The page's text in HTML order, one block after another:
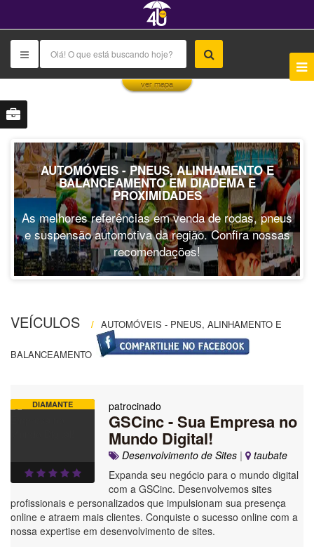
ver mapa
AUTOMÓVEIS - PNEUS, ALINHAMENTO E
BALANCEAMENTO EM DIADEMA E
PROXIMIDADES
As melhores referências em venda de rodas, pneus
e suspensão automotiva da região. Confira nossas
recomendações!
VEÍCULOS / AUTOMÓVEIS - PNEUS, ALINHAMENTO E
BALANCEAMENTO
DIAMANTE patrocinado
GSCinc - Sua Empresa no
Mundo Digital!
Desenvolvimento de Sites |
taubate
Expanda seu negócio para o mundo digital
com a GSCinc. Desenvolvemos sites
profissionais e personalizados que impulsionam sua presença
online e atraem mais clientes. Conquiste o sucesso online com a
nossa expertise em desenvolvimento de sites.